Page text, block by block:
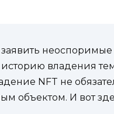
заявить
историю владения
NFT не
объектом. И вот